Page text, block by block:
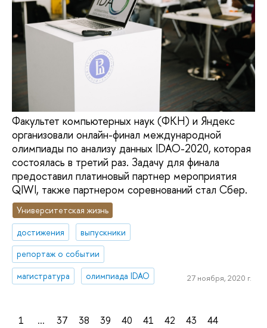
Факультет компьютерных наук (ФКН) и Яндекс
организовали онлайн-финал международной
олимпиады по анализу данных IDAO-2020, которая
состоялась в третий раз. Задачу для финала
предоставил платиновый партнер мероприятия
QIWI, также партнером соревнований стал Сбер.
Университетская жизнь
достижения
выпускники
репортаж о событии
магистратура
олимпиада IDAO 27 ноября, 2020 г.
1 ... 37 38 39 40 41 42 43
44